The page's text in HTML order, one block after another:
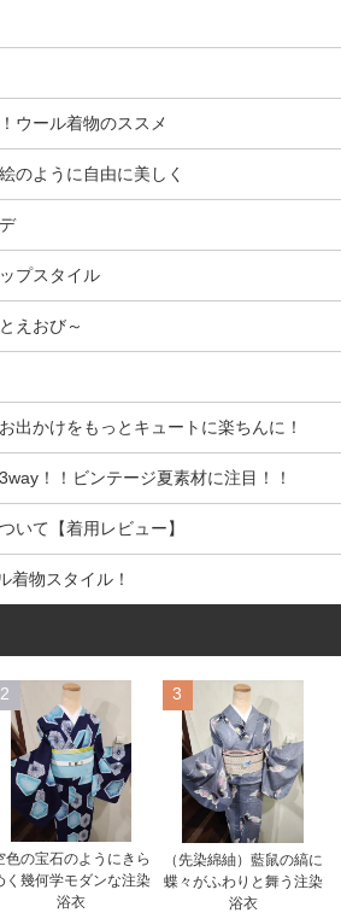
ウール着物のススメ
ように自由に美しく
プスタイル
えおび～
出かけをもっとキュートに楽ちんに！
！！ビンテージ夏素材に注目！！
いて【着用レビュー】
着物スタイル！
2
色の宝石のようにきら
く幾何学モダンな注染
浴衣
3
（先染綿紬）藍鼠の縞に
蝶々がふわりと舞う注染
浴衣